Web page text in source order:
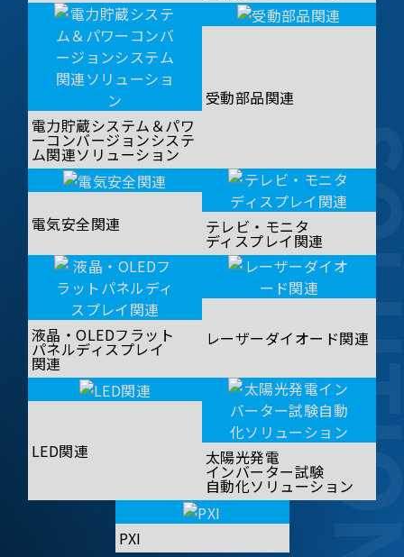
電力貯蔵システム＆パワ
ーコンバージョンシステ
ム関連ソリューション
受動部品関連
電気安全関連 テレビ・モニタ
ディスプレイ関連
液晶・OLEDフラット
パネルディスプレイ
関連
レーザーダイオード関連
LED関連 太陽光発電
インバーター試験
自動化ソリューション
PXI